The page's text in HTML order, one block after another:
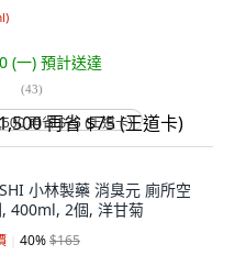
)
(一) 預計送達
(43)
再省 $75 (王道卡)
小林製藥 消臭元 廁所空
400ml, 2個, 洋甘菊
40%$165